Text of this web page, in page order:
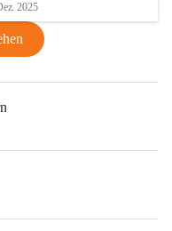
2025